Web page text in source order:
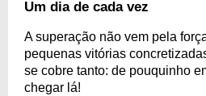
Um dia de cada vez
A superação não vem pela
pequenas vitórias
se cobre tanto: de pouquinho
chegar lá!